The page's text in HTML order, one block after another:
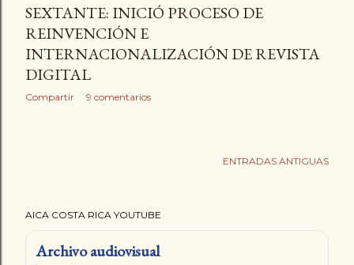
SEXTANTE: INICIÓ PROCESO DE
REINVENCIÓN E
INTERNACIONALIZACIÓN DE REVISTA
DIGITAL
Compartir 9 comentarios
ENTRADAS ANTIGUAS
AICA COSTA RICA YOUTUBE
Archivo audiovisual